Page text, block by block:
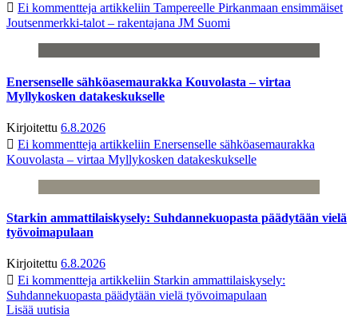
Ei kommentteja artikkeliin Tampereelle Pirkanmaan ensimmäiset
Joutsenmerkki-talot – rakentajana JM Suomi
Enersenselle sähköasemaurakka Kouvolasta – virtaa
Myllykosken datakeskukselle
Kirjoitettu 6.8.2026
Ei kommentteja artikkeliin Enersenselle sähköasemaurakka
Kouvolasta – virtaa Myllykosken datakeskukselle
Starkin ammattilaiskysely: Suhdannekuopasta päädytään vielä
työvoimapulaan
Kirjoitettu 6.8.2026
Ei kommentteja artikkeliin Starkin ammattilaiskysely:
Suhdannekuopasta päädytään vielä työvoimapulaan
Lisää uutisia